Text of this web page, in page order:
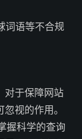
词语等不合规
对于保障网站
视的作用。
握科学的查询